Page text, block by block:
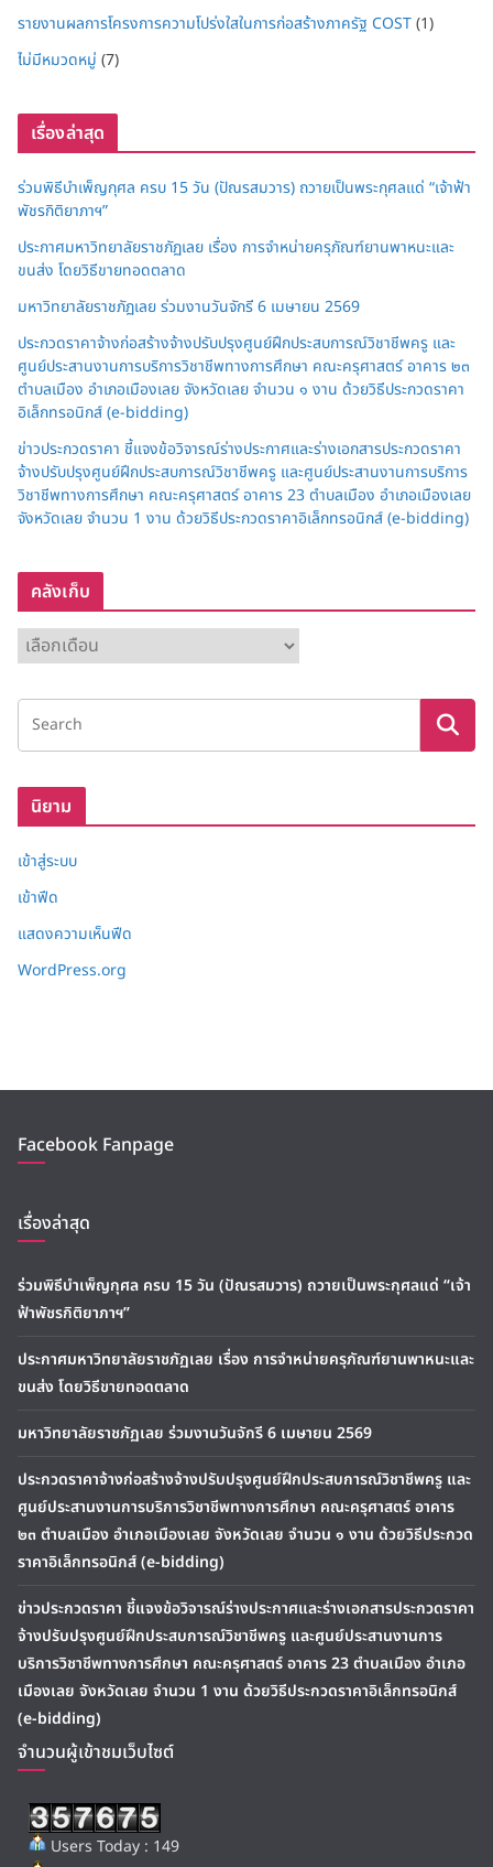
รายงานผลการโครงการความโปร่งใสในการก่อสร้างภาครัฐ COST(1)
ไม่มีหมวดหมู่ (7)
เรื่องล่าสุด
ร่วมพิธีบำเพ็ญกุศล ครบ 15 วัน (ปัณรสมวาร) ถวายเป็นพระกุศลแด่ “เจ้าฟ้า
พัชรกิติยาภาฯ”
ประกาศมหาวิทยาลัยราชภัฏเลย เรื่อง การจำหน่ายครุภัณฑ์ยานพาหนะและ
ขนส่ง โดยวิธีขายทอดตลาด
มหาวิทยาลัยราชภัฏเลย ร่วมงานวันจักรี 6 เมษายน 2569
ประกวดราคาจ้างก่อสร้างจ้างปรับปรุงศูนย์ฝึกประสบการณ์วิชาชีพครู และ
ศูนย์ประสานงานการบริการวิชาชีพทางการศึกษา คณะครุศาสตร์ อาคาร ๒๓
ตำบลเมือง อำเภอเมืองเลย จังหวัดเลย จำนวน ๑ งาน ด้วยวิธีประกวดราคา
อิเล็กทรอนิกส์ (e-bidding)
ข่าวประกวดราคา ชี้แจงข้อวิจารณ์ร่างประกาศและร่างเอกสารประกวดราคา
จ้างปรับปรุงศูนย์ฝึกประสบการณ์วิชาชีพครู และศูนย์ประสานงานการบริการ
วิชาชีพทางการศึกษา คณะครุศาสตร์ อาคาร 23 ตำบลเมือง อำเภอเมืองเลย
จังหวัดเลย จำนวน 1 งาน ด้วยวิธีประกวดราคาอิเล็กทรอนิกส์ (e-bidding)
คลังเก็บ
ลั
ง
ก็
นิยาม
เข้าสู่ระบบ
เข้าฟีด
แสดงความเห็นฟีด
WordPress.org
Facebook Fanpage
เรื่องล่าสุด
ร่วมพิธีบำเพ็ญกุศล ครบ 15 วัน (ปัณรสมวาร) ถวายเป็นพระกุศลแด่ “เจ้า
ฟ้าพัชรกิติยาภาฯ”
ประกาศมหาวิทยาลัยราชภัฏเลย เรื่อง การจำหน่ายครุภัณฑ์ยานพาหนะและ
ขนส่ง โดยวิธีขายทอดตลาด
มหาวิทยาลัยราชภัฏเลย ร่วมงานวันจักรี 6 เมษายน 2569
ประกวดราคาจ้างก่อสร้างจ้างปรับปรุงศูนย์ฝึกประสบการณ์วิชาชีพครู และ
ศูนย์ประสานงานการบริการวิชาชีพทางการศึกษา คณะครุศาสตร์ อาคาร
๒๓ ตำบลเมือง อำเภอเมืองเลย จังหวัดเลย จำนวน ๑ งาน ด้วยวิธีประกวด
ราคาอิเล็กทรอนิกส์ (e-bidding)
ข่าวประกวดราคา ชี้แจงข้อวิจารณ์ร่างประกาศและร่างเอกสารประกวดราคา
จ้างปรับปรุงศูนย์ฝึกประสบการณ์วิชาชีพครู และศูนย์ประสานงานการ
บริการวิชาชีพทางการศึกษา คณะครุศาสตร์ อาคาร 23 ตำบลเมือง อำเภอ
เมืองเลย จังหวัดเลย จำนวน 1 งาน ด้วยวิธีประกวดราคาอิเล็กทรอนิกส์
(e-bidding)
จำนวนผู้เข้าชมเว็บไซต์
Users Today : 149